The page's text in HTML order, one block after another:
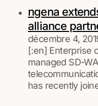
ngena
alliance
décembre 4,
[:en] Enterprise
managed SD-
has recently